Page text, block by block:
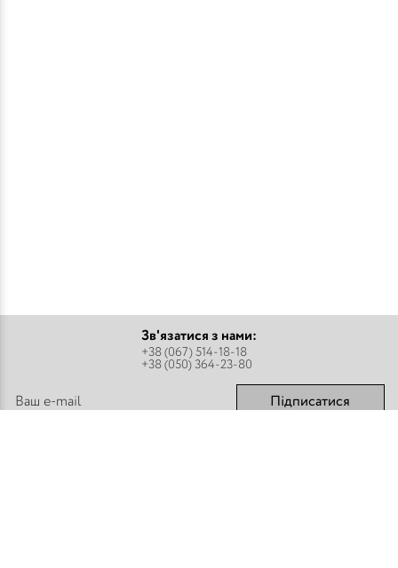
Зв'язатися з нами:
+38 (067) 514-18-18
+38 (050) 364-23-80
Підписатися